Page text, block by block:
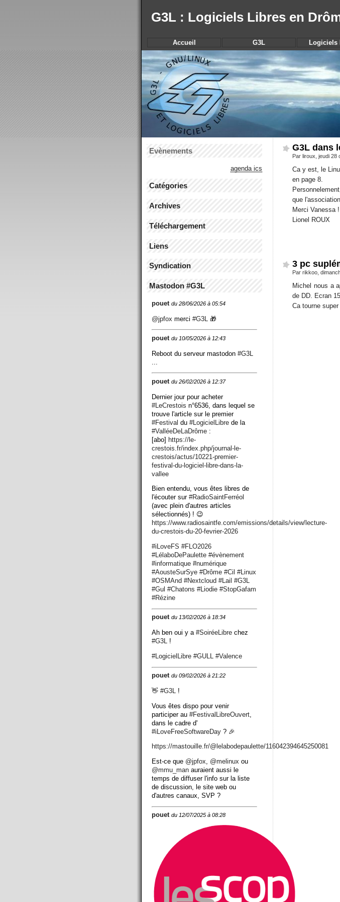
G3L : Logiciels Libres en
G3L dans
Par liroux, jeudi 28
Ca y est, le
en page 8.
que
Merci Vanessa !
Lionel ROUX
3 pc
Par rikkoo,
Michel nous a
de DD. Ecran
Ca tourne
Accueil G3L Logiciels
Evènements
agenda ics
Catégories
Archives
Téléchargement
Liens
Syndication
Mastodon #G3L
pouet du 28/06/2026 à 05:54
@jpfox merci #G3L 🎁
pouet du 10/05/2026 à 12:43
Reboot du serveur mastodon #G3L
pouet du 26/02/2026 à 12:37
Dernier jour pour acheter
#LeCrestois n°6536, dans lequel se
trouve l'article sur le premier
#Festival du #LogicielLibre de la
#ValléeDeLaDrôme :
[abo] https://le-
crestois.fr/index.php/journal-le-
crestois/actus/10221-premier-
festival-du-logiciel-libre-dans-la-
vallee
Bien entendu, vous êtes libres de
l'écouter sur #RadioSaintFerréol
(avec plein d'autres articles
sélectionnés) ! 😉
https://www.radiosaintfe.com/emissions/details/view/lecture-
du-crestois-du-20-fevrier-2026
#iLoveFS #FLO2026
#LélaboDePaulette #évènement
#informatique #numérique
#AousteSurSye #Drôme #Cil #Linux
#OSMAnd #Nextcloud #Lail #G3L
#Gul #Chatons #Liodie #StopGafam
#Rézine
pouet du 13/02/2026 à 18:34
Ah ben oui y a #SoiréeLibre chez
#G3L !
#LogicielLibre #GULL #Valence
pouet du 09/02/2026 à 21:22
👋 #G3L
!
Vous êtes dispo pour venir
participer au #FestivalLibreOuvert
dans le cadre d'
#iLoveFreeSoftwareDay ? 🎉
https://mastouille.fr/@lelabodepaulette/116042394645250081
Est-ce que @jpfox, @melinux ou
@mmu_man auraient aussi le
temps de diffuser l'info sur la liste
de discussion, le site web ou
d'autres canaux, SVP ?
pouet du 12/07/2025 à 08:28